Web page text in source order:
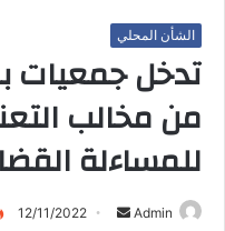
الشأن المحلي
تدخل جمعيات
من مخالب
للمساءلة
Admin
Send
12/11/2022